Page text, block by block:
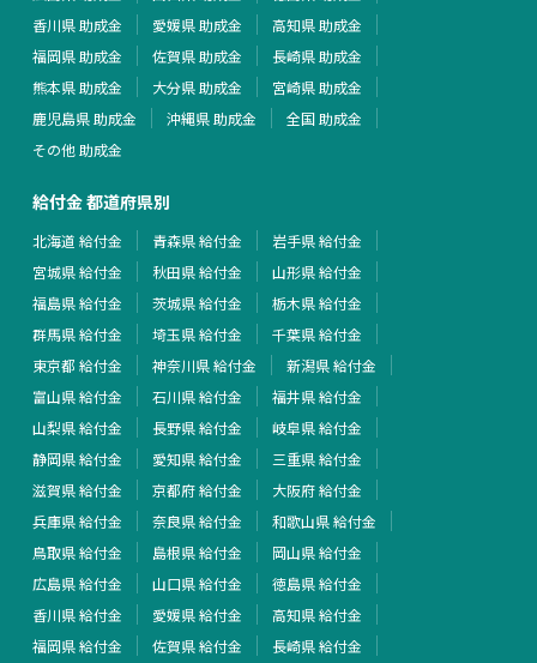
香川県 助成金
愛媛県 助成金
高知県 助成金
福岡県 助成金
佐賀県 助成金
長崎県 助成金
熊本県 助成金
大分県 助成金
宮崎県 助成金
鹿児島県 助成金
沖縄県 助成金
全国 助成金
その他 助成金
給付金 都道府県別
北海道 給付金 青森県 給付金
岩手県 給付金
宮城県 給付金
秋田県 給付金
山形県 給付金
福島県 給付金
茨城県 給付金
栃木県 給付金
群馬県 給付金
埼玉県 給付金
千葉県 給付金
東京都 給付金
神奈川県 給付金
新潟県 給付金
富山県 給付金
石川県 給付金
福井県 給付金
山梨県 給付金
長野県 給付金
岐阜県 給付金
静岡県 給付金
愛知県 給付金
三重県 給付金
滋賀県 給付金
京都府 給付金
大阪府 給付金
兵庫県 給付金
奈良県 給付金
和歌山県 給付金
鳥取県 給付金
島根県 給付金
岡山県 給付金
広島県 給付金
山口県 給付金
徳島県 給付金
香川県 給付金
愛媛県 給付金
高知県 給付金
福岡県 給付金
佐賀県 給付金
長崎県 給付金